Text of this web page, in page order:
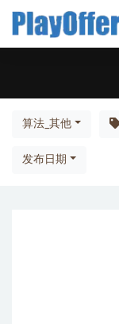
算法_其他
发布日期